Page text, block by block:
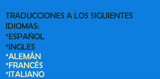
TRADUCCIONES A LOS SIGUIENTES
IDIOMAS:
*ESPAÑOL
*INGLES
*ALEMÁN
*FRANCÉS
*ITALIANO